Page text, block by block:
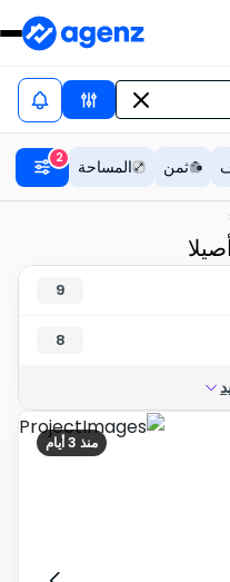
ثمن المساحة 2
9
8
منذ 3 أيام